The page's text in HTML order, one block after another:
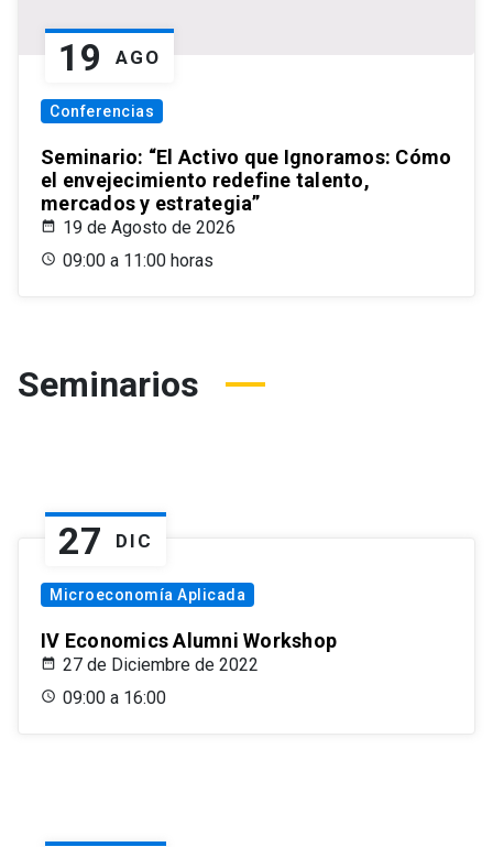
19 AGO
Conferencias
Seminario: “El Activo que Ignoramos: Cómo
el envejecimiento redefine talento,
mercados y estrategia”
19 de Agosto de 2026
09:00 a 11:00 horas
Seminarios
27 DIC
Microeconomía Aplicada
IV Economics Alumni Workshop
27 de Diciembre de 2022
09:00 a 16:00